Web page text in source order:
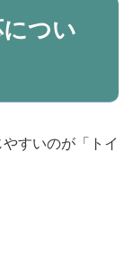
つい
すいのが「トイ